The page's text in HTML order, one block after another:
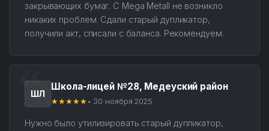
закрывающих бумаг. С Mega Metall не возникло
никаких проблем. Сдали старый дупликатор,
получили акт, списали с баланса. Рекомендуем.
ШЛ
Школа-лицей №28, Медеуский район
★★★★★ • 30 ноября 2025
Нужно было утилизировать старый дупликатор,